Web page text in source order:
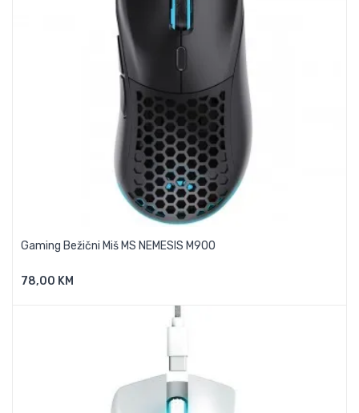
Gaming Bežični Miš MS NEMESIS M900
78,00 KMDodaj U Košaricu